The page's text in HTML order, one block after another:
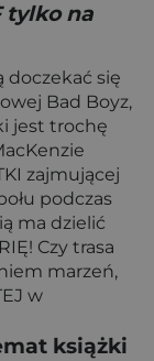
tylko na
doczekać się
Bad Boyz,
jest trochę
zajmującej
podczas
ma dzielić
Czy trasa
marzeń,
w
książki